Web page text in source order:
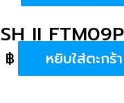
II
฿ หยิบใส่ตะกร้า